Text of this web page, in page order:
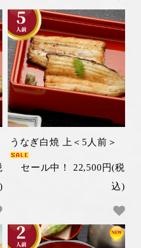
うなぎ白焼 上＜5人前＞
セール中！ 22,500円(税
込)